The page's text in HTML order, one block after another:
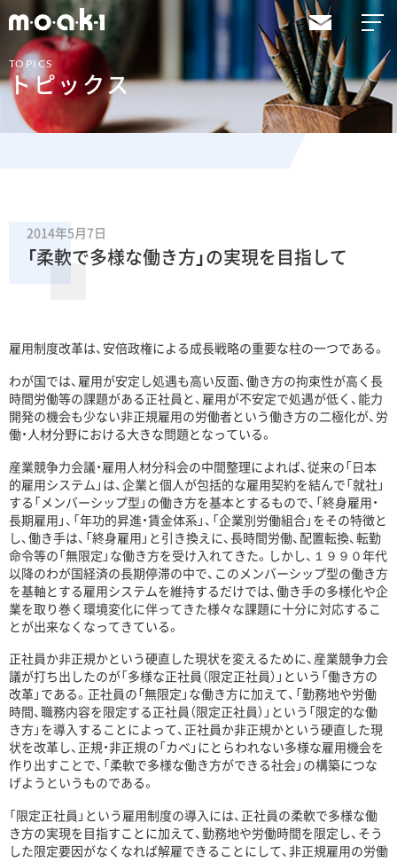
TOPICS
トピックス
2014年5月7日
「柔軟で多様な働き方」の実現を目指して
雇用制度改革は、安倍政権による成長戦略の重要な柱の一つである。
わが国では、雇用が安定し処遇も高い反面、働き方の拘束性が高く長
時間労働等の課題がある正社員と、雇用が不安定で処遇が低く、能力
開発の機会も少ない非正規雇用の労働者という働き方の二極化が、労
働・人材分野における大きな問題となっている。
産業競争力会議・雇用人材分科会の中間整理によれば、従来の「日本
的雇用システム」は、企業と個人が包括的な雇用契約を結んで「就社」
する「メンバーシップ型」の働き方を基本とするもので、「終身雇用・
長期雇用」、「年功的昇進・賃金体系」、「企業別労働組合」をその特徴と
し、働き手は、「終身雇用」と引き換えに、長時間労働、配置転換、転勤
命令等の「無限定」な働き方を受け入れてきた。しかし、１９９０年代
以降のわが国経済の長期停滞の中で、このメンバーシップ型の働き方
を基軸とする雇用システムを維持するだけでは、働き手の多様化や企
業を取り巻く環境変化に伴ってきた様々な課題に十分に対応するこ
とが出来なくなってきている。
正社員か非正規かという硬直した現状を変えるために、産業競争力会
議が打ち出したのが「多様な正社員（限定正社員）」という「働き方の
改革」である。正社員の「無限定」な働き方に加えて、「勤務地や労働
時間、職務内容を限定する正社員（限定正社員）」という「限定的な働
き方」を導入することによって、正社員か非正規かという硬直した現
状を改革し、正規・非正規の「カベ」にとらわれない多様な雇用機会を
作り出すことで、「柔軟で多様な働き方ができる社会」の構築につな
げようというものである。
「限定正社員」という雇用制度の導入には、正社員の柔軟で多様な働
き方の実現を目指すことに加えて、勤務地や労働時間を限定し、そう
した限定要因がなくなれば解雇できることにして、非正規雇用の労働